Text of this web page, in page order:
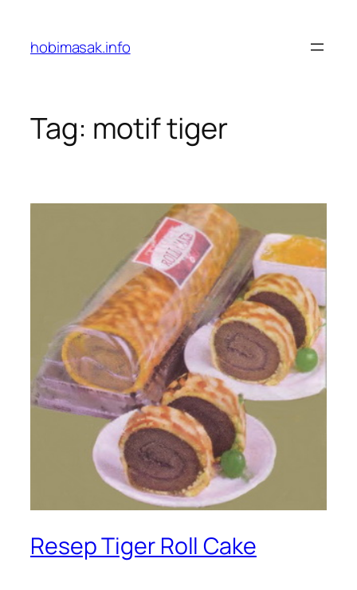
content
hobimasak.info
Tag: motif tiger
Resep Tiger Roll Cake